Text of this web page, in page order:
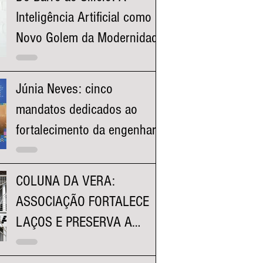
Inteligência Artificial como o
Novo Golem da Modernidade
Júnia Neves: cinco
mandatos dedicados ao
fortalecimento da engenharia
e à valorização dos
COLUNA DA VERA:
ASSOCIAÇÃO FORTALECE
LAÇOS E PRESERVA A
HISTÓRIA DA FACULDADE